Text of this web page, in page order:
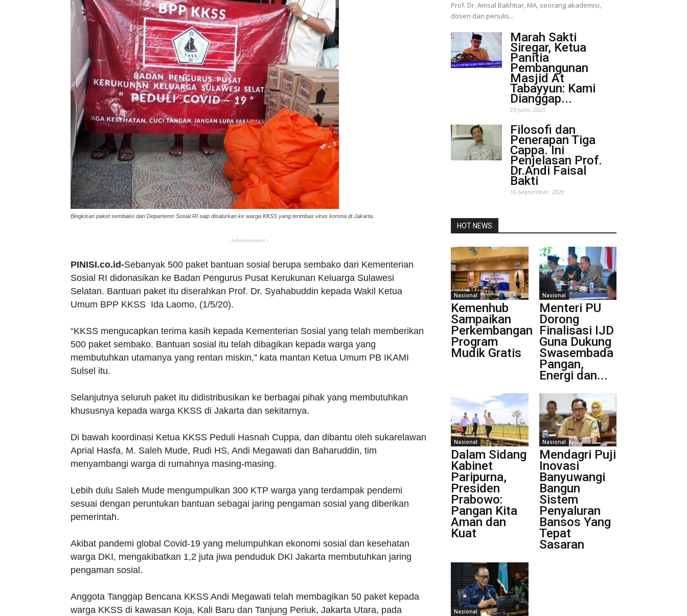
Bingkisan paket sembako dari Departemn Sosial RI siap disalurkan ke warga KKSS yang terimbas virus korona di Jakarta.
- Advertisement -
PINISI.co.id-Sebanyak 500 paket bantuan sosial berupa sembako dari Kementerian
Sosial RI didonasikan ke Badan Pengurus Pusat Kerukunan Keluarga Sulawesi
Selatan. Bantuan paket itu diserahkan Prof. Dr. Syahabuddin kepada Wakil Ketua
Umum BPP KKSS Ida Laomo, (1/5/20).
“KKSS mengucapkan terima kasih kepada Kementerian Sosial yang telah memberikan
500 paket sembako. Bantuan sosial itu telah dibagikan kepada warga yang
membutuhkan utamanya yang rentan miskin,” kata mantan Ketua Umum PB IKAMI
Sulsel itu.
Selanjutnya seluruh paket itu didistribusikan ke berbagai pihak yang membutuhkan
khususnya kepada warga KKSS di Jakarta dan sekitarnya.
Di bawah koordinasi Ketua KKSS Peduli Hasnah Cuppa, dan dibantu oleh sukarelawan
Aprial Hasfa, M. Saleh Mude, Rudi HS, Andi Megawati dan Baharuddin, tim
menyambangi warga di rumahnya masing-masing.
Lebih dulu Saleh Mude mengumpulkan 300 KTP warga yang terdampak pendemi
sesuai dengan peruntukan bantuan sebagai jaring pengaman sosial yang diberikan
pemerintah.
Akibat pandemi global Covid-19 yang melumpuhkan ekonomi sosial dan kesehatan
warga DKI, mengakibatkan 1,2 juta jiwa penduduk DKI Jakarta membutuhkan jaring
pengaman sosial.
Anggota Tanggap Bencana KKSS Andi Megawati telah membagikan 50 paket kepada
warga KKSS di kawasan Koja, Kali Baru dan Tanjung Periuk, Jakarta Utara, pada
Prof. Dr. Amsal Bakhtiar, MA, seorang akademisi,
dosen dan penulis...
Marah Sakti
Siregar, Ketua
Panitia
Pembangunan
Masjid At
Tabayyun: Kami
Dianggap...
25 June, 2021
Filosofi dan
Penerapan Tiga
Cappa. Ini
Penjelasan Prof.
Dr.Andi Faisal
Bakti
16 September, 2020
HOT NEWS
Nasional
Kemenhub
Sampaikan
Perkembangan
Program
Mudik Gratis
Nasional
Menteri PU
Dorong
Finalisasi IJD
Guna Dukung
Swasembada
Pangan,
Energi dan...
Nasional
Dalam Sidang
Kabinet
Paripurna,
Presiden
Prabowo:
Pangan Kita
Aman dan
Kuat
Nasional
Mendagri Puji
Inovasi
Banyuwangi
Bangun
Sistem
Penyaluran
Bansos Yang
Tepat
Sasaran
Nasional